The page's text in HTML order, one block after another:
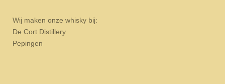
Wij maken onze whisky bij:
De Cort Distillery
Pepingen